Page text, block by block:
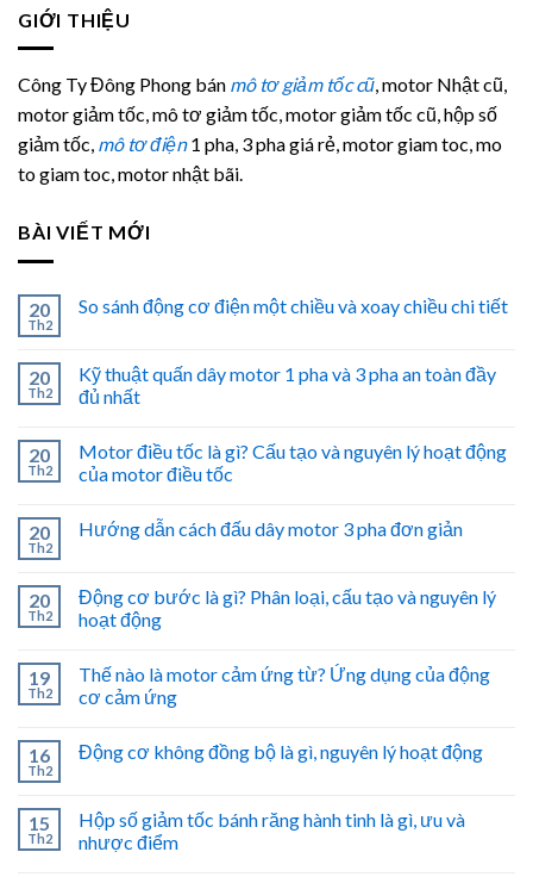
GIỚI THIỆU
Công Ty Đông Phong bán mô tơ giảm tốc cũ, motor Nhật cũ,
motor giảm tốc, mô tơ giảm tốc, motor giảm tốc cũ, hộp số
giảm tốc, mô tơ điện1 pha, 3 pha giá rẻ, motor giam toc, mo
to giam toc, motor nhật bãi.
BÀI VIẾT MỚI
20
Th2
So sánh động cơ điện một chiều và xoay chiều chi tiết
20
Th2
Kỹ thuật quấn dây motor 1 pha và 3 pha an toàn đầy
đủ nhất
20
Th2
Motor điều tốc là gì? Cấu tạo và nguyên lý hoạt động
của motor điều tốc
20
Th2
Hướng dẫn cách đấu dây motor 3 pha đơn giản
20
Th2
Động cơ bước là gì? Phân loại, cấu tạo và nguyên lý
hoạt động
19
Th2
Thế nào là motor cảm ứng từ? Ứng dụng của động
cơ cảm ứng
16
Th2
Động cơ không đồng bộ là gì, nguyên lý hoạt động
15
Th2
Hộp số giảm tốc bánh răng hành tinh là gì, ưu và
nhược điểm